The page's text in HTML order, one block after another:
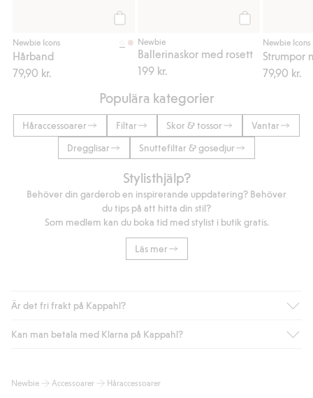
Newbie Icons
Hårband
79,90 kr.
Newbie
Ballerinaskor med rosett
199 kr.
Newbie Icons
Strumpor
79,90 kr.
Populära kategorier
Håraccessoarer Filtar Skor & tossor
Vantar
Dregglisar
Snuttefiltar & gosedjur
Stylisthjälp?
Behöver din garderob en inspirerande uppdatering? Behöver
du tips på att hitta din stil?
Som medlem kan du boka tid med stylist i butik gratis.
Läs mer
Är det fri frakt på Kappahl?
Är du medlem i Kappahl Club har du alltid gratis frakt till butik
automatik efter du loggat in och identifierats som medlem.
Kan man betala med Klarna på Kappahl?
bland annat faktura och swish men även andra betalningssätt.
Newbie Accessoarer Håraccessoarer